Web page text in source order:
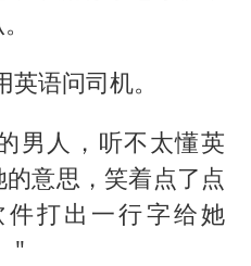
语问司机。
男人，听不太懂英
意思，笑着点了点
打出一行字给她
"